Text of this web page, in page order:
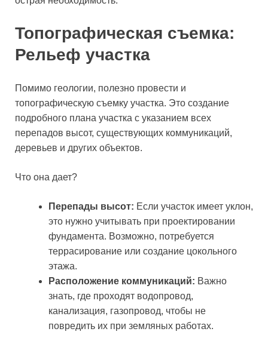
Топографическая съемка:
Рельеф участка
Помимо геологии, полезно провести и
топографическую съемку участка. Это создание
подробного плана участка с указанием всех
перепадов высот, существующих коммуникаций,
деревьев и других объектов.
Что она дает?
Перепады высот: Если участок имеет уклон,
это нужно учитывать при проектировании
фундамента. Возможно, потребуется
террасирование или создание цокольного
этажа.
Расположение коммуникаций: Важно
знать, где проходят водопровод,
канализация, газопровод, чтобы не
повредить их при земляных работах.